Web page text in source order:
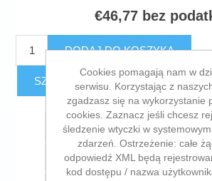
€46,77 bez
DODAJ DO KOSZYKA
SZACUNKOWY KOSZT DOSTAWY
Dodaj do listy życzeń
Dodaj do listy porównywania
Cookies pomagają nam w
serwisu. Korzystając z naszych
zgadzasz się na wykorzystanie
cookies. Zaznacz jeśli chcesz
śledzenie wtyczki w
zdarzeń. Ostrzeżenie: całe
odpowiedź XML będą
kod dostępu / nazwa